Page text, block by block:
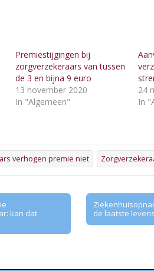
Premiestijgingen bij
zorgverzekeraars van tussen
de 3 en bijna 9 euro
13 november 2020
In "Algemeen"
24
In
verhogen premie niet
kan dat
de laatste